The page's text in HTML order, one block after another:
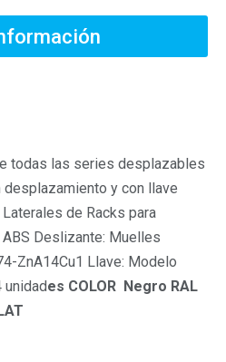
todas las series desplazables
y con llave
de Racks para
Deslizante: Muelles
ZnA14Cu1 Llave: Modelo
unidades COLOR Negro RAL